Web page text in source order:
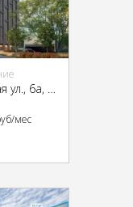
ЦАО, г. Москва, Летниковская ул., 6а, стр. 1,2,3,7,10
мес